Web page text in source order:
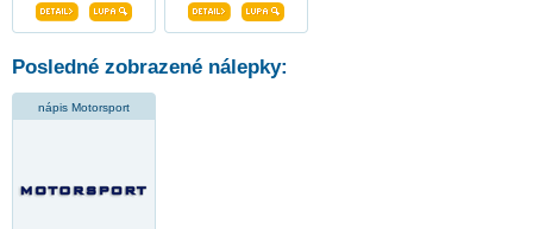
Posledné zobrazené nálepky:
nápis Motorsport